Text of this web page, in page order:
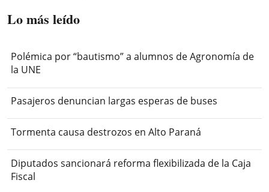
Lo más leído
Polémica por “bautismo” a alumnos de Agronomía de
la UNE
Pasajeros denuncian largas esperas de buses
Tormenta causa destrozos en Alto Paraná
Diputados sancionará reforma flexibilizada de la Caja
Fiscal